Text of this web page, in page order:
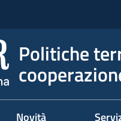
Politiche
Novità